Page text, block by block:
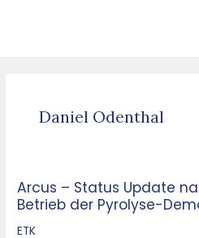
Daniel Odenthal
Arcus – Status Update
Betrieb der Pyrolyse-
ETK
Arcus
–
Status